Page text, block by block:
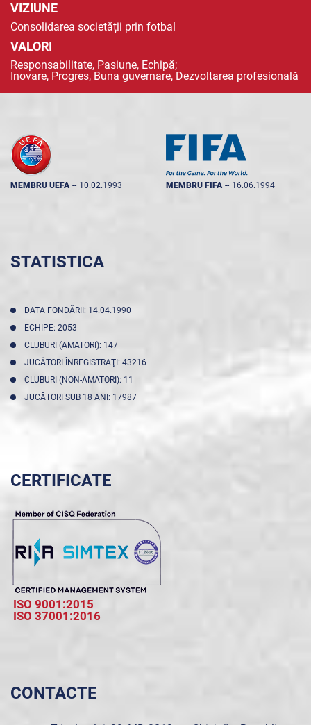
VIZIUNE
Consolidarea societății prin fotbal
VALORI
Responsabilitate, Pasiune, Echipă;
Inovare, Progres, Buna guvernare, Dezvoltarea profesională
MEMBRU UEFA -- 10.02.1993 MEMBRU FIFA -- 16.06.1994
STATISTICA
DATA FONDĂRII: 14.04.1990
ECHIPE: 2053
CLUBURI (AMATORI): 147
JUCĂTORI ÎNREGISTRAŢI: 43216
CLUBURI (NON-AMATORI): 11
JUCĂTORI SUB 18 ANI: 17987
CERTIFICATE
ISO 9001:2015
ISO 37001:2016
CONTACTE